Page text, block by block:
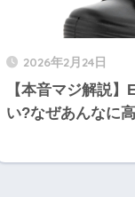
2026年2月24日
【本音マジ解説
い?なぜあんなに